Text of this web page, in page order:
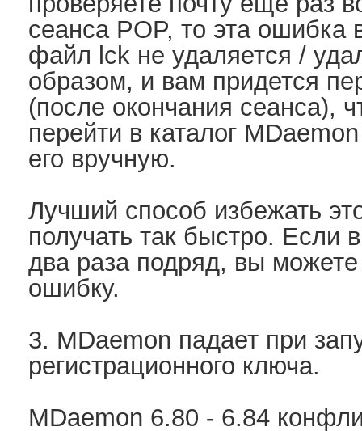
сеанса POP, то эта ошибка
файл lck не удаляется /
образом, и вам придется
(после окончания сеанса),
перейти в каталог
его вручную.
Лучший способ избежать
получать так быстро. Если
два раза подряд, вы можете
ошибку.
3. MDaemon падает при
регистрационного ключа.
MDaemon 6.80 - 6.84